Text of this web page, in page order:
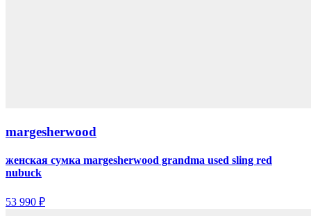
margesherwood
женская сумка margesherwood grandma used sling red
nubuck
53 990 ₽